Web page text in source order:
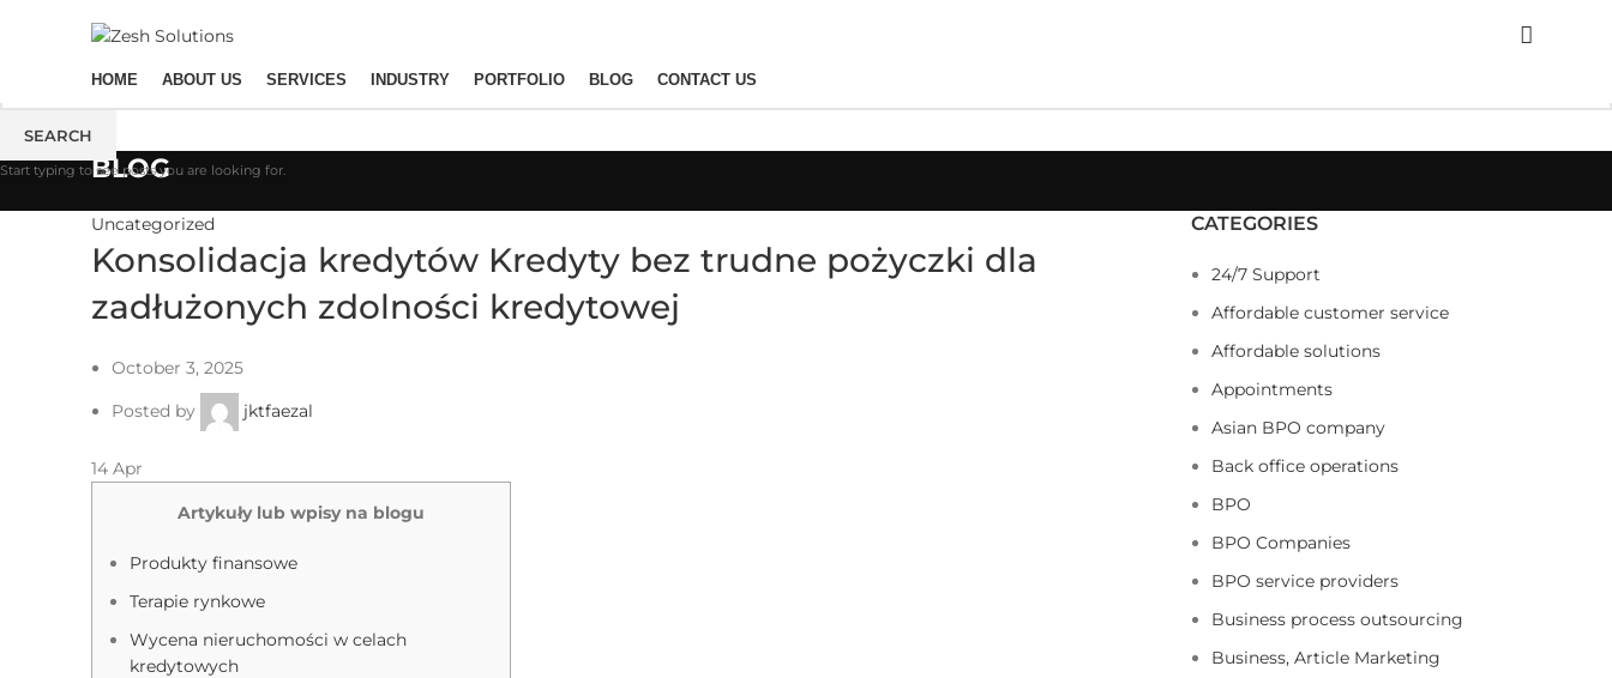
HOME ABOUT US SERVICES INDUSTRY PORTFOLIO BLOG CONTACT US
BLOG
Uncategorized
Konsolidacja kredytów Kredyty bez trudne pożyczki dla
zadłużonych zdolności kredytowej
October 3, 2025
Posted by
jktfaezal
14 Apr
Artykuły lub wpisy na blogu
Produkty finansowe
Terapie rynkowe
Wycena nieruchomości w celach
kredytowych
CATEGORIES
24/7 Support
Affordable customer service
Affordable solutions
Appointments
Asian BPO company
Back office operations
BPO
BPO Companies
BPO service providers
Business process outsourcing
Business, Article Marketing
SEARCH
Start typing to see posts you are looking for.